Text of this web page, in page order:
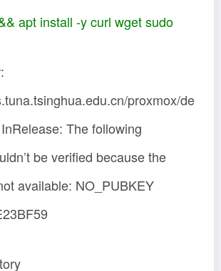
apt install -y curl wget sudo
proxmox/de
The following
be verified because the
available: NO_PUBKEY